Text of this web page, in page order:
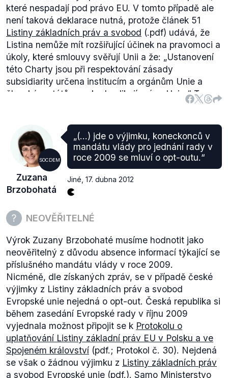
které nespadají pod právo EU. V tomto případě ale
není taková deklarace nutná, protože článek 51
Listiny základních práv a svobod (.pdf) udává, že
Listina nemůže mít rozšiřující účinek na pravomoci a
úkoly, které smlouvy svěřují Unii a že: „Ustanovení
této Charty jsou při respektování zásady
subsidiarity určena institucím a orgánům Unie a
členským státům, pokud aplikují právo Unie.“ To
znamená, že se vztahují jen na oblasti, kde je
znění Smlouvy o fungování Evropské unie (.pdf)) a
nemůžou být aplikována mimo tento rámec. Článek
Protokolu č. 30(.pdf) pak pouze poukazuje na to,
že tam, kde ustanovení Listiny odkazuje na
vnitrostátní právní předpisy a zvyklosti zemí,
vztahuje se toto ustanovení na dané země jen v
v dotyčném ustanovení obsažené uznávány v
právních předpisech nebo zvyklostech
Otázka možné retroaktivity Listiny, která má být
podle europoslance Zahradila v Protokolu ošetřena,
jednak není v samotném Protokolu vůbec zmíněna,
navíc zákaz retroaktivity je obecný právní princip,
který platí i bez jakýchkoliv dodatečných
ustanovení.
Pokud jde o možný nesoulad s českým právním
řádem, tak tomu se Protokol č. 30, ke kterému se
chce ČR připojit, věnuje v prvním odstavci článku 1:
“Listina nerozšiřuje možnost Soudního dvora
Evropské unie ani jakéhokoliv soudu Polska či
Spojeného království shledat, že právní a správní
SOCDEM
Zuzana
Brzobohatá
„(…) jde o výjimku, koneckonců v
mandátu vlády pro jednání rady v
roce 2009 se mluví o opt-outu.“
Jiné 17. dubna 2012
NEOVĚŘITELNÉ
Výrok Zuzany Brzobohaté musíme hodnotit jako
neověřitelný z důvodu absence informací týkající se
příslušného mandátu vlády v roce 2009.
Nicméně, dle získaných zpráv, se v případě české
výjimky z Listiny základních práv a svobod
Evropské unie nejedná o opt-out. Česká republika si
během zasedání Evropské rady v říjnu 2009
vyjednala možnost připojit se k Protokolu o
uplatňování Listiny základní práv EU v Polsku a ve
Spojeném království (pdf.; Protokol č. 30). Nejdená
se však o žádnou výjimku z Listiny základních práv
a svobod Evropské unie (pdf.). Samo Ministerstvo